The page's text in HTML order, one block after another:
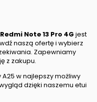
Note 13 Pro 4G jest
naszą ofertę i wybierz
Zapewniamy
z zakupu.
w najlepszy możliwy
dzięki naszemu etui